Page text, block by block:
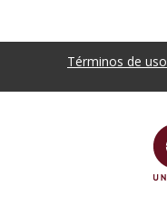
Términos de uso